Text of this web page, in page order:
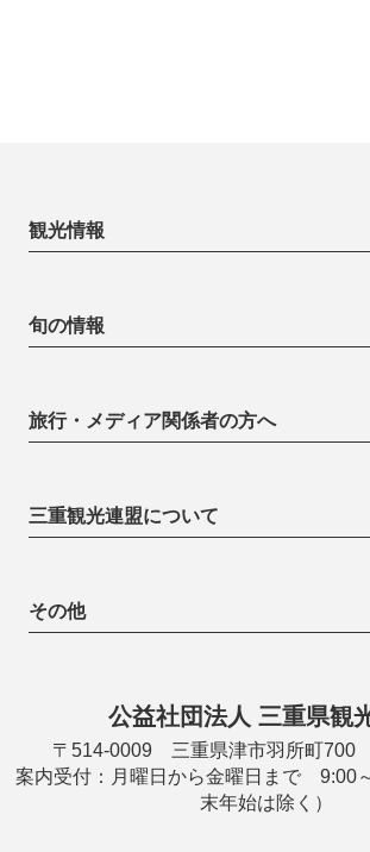
観光情報
旬の情報
旅行・メディア関係者の方へ
三重観光連盟について
その他
公益社団法人 三重県観
〒514-0009 三重県津市羽所町700
案内受付：月曜日から金曜日まで 9:00
末年始は除く）